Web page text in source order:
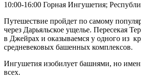
10:00-16:00 Горная Ингушетия;
Путешествие пройдет по самому
через Дарьяльское ущелье. Пересекая
в Джейрах и оказываемся у одного из
средневековых башенных комплексов.
Ингушетия изобилует башнями, но
всех.